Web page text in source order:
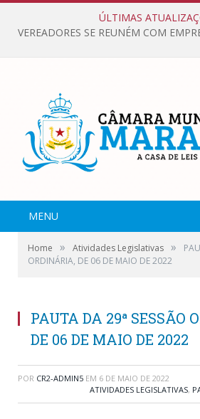
ÚLTIMAS
MENU
Home » Atividades Legislativas »
ORDINÁRIA, DE 06 DE MAIO DE 2022
PAUTA DA 29ª SESSÃO
DE 06 DE MAIO DE 2022
POR CR2-ADMIN5 EM 6 DE MAIO DE 2022
ATIVIDADES LEGISLATIVAS,